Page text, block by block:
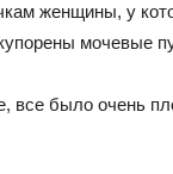
женщины, у
мочевые
все было очень